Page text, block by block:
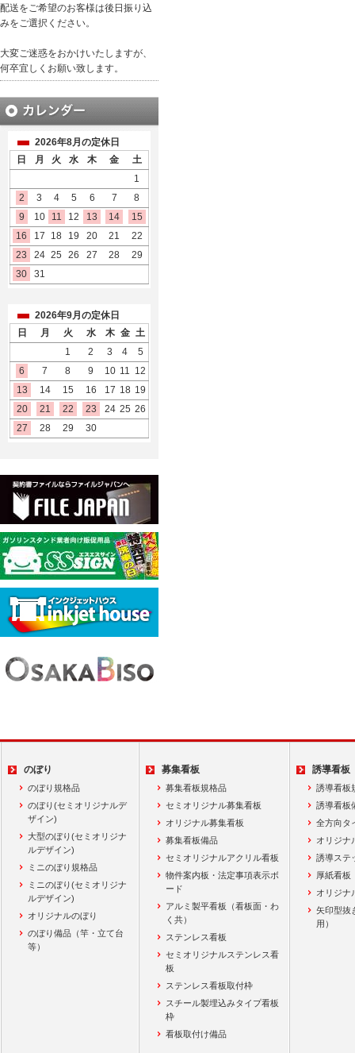
配送をご希望のお客様は後日振り込
みをご選択ください。
大変ご迷惑をおかけいたしますが、
何卒宜しくお願い致します。
2026年8月の定休日
日
月 火 水 木 金
土
1
2
3 4 5 6 7
8
9
10 11 12 13 14
15
16
17 18 19 20 21
22
23
24 25 26 27 28
29
30
31
2026年9月の定休日
日
月 火 水 木 金 土
1
2 3 4
5
6
7 8 9 10 11 12
13
14 15 16 17 18 19
20
21 22 23 24 25 26
27
28 29 30
のぼり
のぼり規格品
のぼり(セミオリジナルデ
ザイン)
大型のぼり(セミオリジナ
ルデザイン)
ミニのぼり規格品
ミニのぼり(セミオリジナ
ルデザイン)
オリジナルのぼり
のぼり備品（竿・立て台
等）
募集看板
募集看板規格品
セミオリジナル募集看板
オリジナル募集看板
募集看板備品
セミオリジナルアクリル看板
物件案内板・法定事項表示ボ
ード
アルミ製平看板（看板面・わ
く共）
ステンレス看板
セミオリジナルステンレス看
板
ステンレス看板取付枠
スチール製埋込みタイプ看板
枠
看板取付け備品
誘導看板
誘導看板
誘導看板
全方向タ
オリジナ
誘導ステ
厚紙看板
オリジナ
矢印型抜
用）